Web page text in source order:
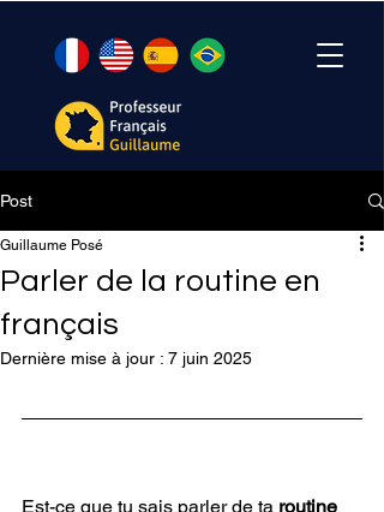
Post
Parler de la routine en
français
Guillaume Posé
Dernière mise à jour : 7 juin 2025
Est-ce que tu sais parler de ta routine